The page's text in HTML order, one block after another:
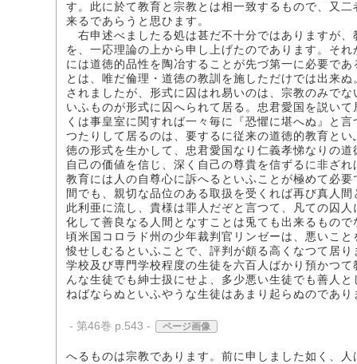
す。此に於て教育と宗教とは相一致するもので、又
来るであらうと思ひます。
右申述べましたる処は甚だ不十分ではありますが
を、一応理論の上から申し上げたのであります。そ
には道徳的品性を陶冶することが先づ第一に必要で
とは、唯だ倫理・道徳の教訓を施しただけでは出来
されましたが、形式に囚はれ易いのは、宗教のみで
いふものが形式に囚へられて居る。忠君愛国を説い
くは事皇室に関すれば一々毎に『恐懼に堪へぬ』と
つたりして居るのは、要するに従来の道徳的教育と
徳の形式を生かして、忠君愛国なり仁義孝悌なりの
自己の価値を信じ、深く自己の尊貴を信ずるに非ざ
教育には人の自尊心に訴へるといふことが極めて必
間でも、親切な品位のある取扱を受くれば再び真人
此利亜に流し、貴様は罪人だぞと言つて、凡ての囚
化して善良なる人間となすことは兎ても出来るもの
頃米国コロラド州の少年裁判官リンゼーは、悪いこ
悛せしむるといふことで、評判が頗る高くなつて居
学校及び専門学校程度の生徒を六百人ばかり預かつ
んな生徒でも紳士扱にせよ、多少悪い生徒でも善人
ねばならぬといふやうな生徒はあまり起らぬのであ
- 第46巻 p.543 - ページ画像
へるものは宗教であります。前に申しました如く、